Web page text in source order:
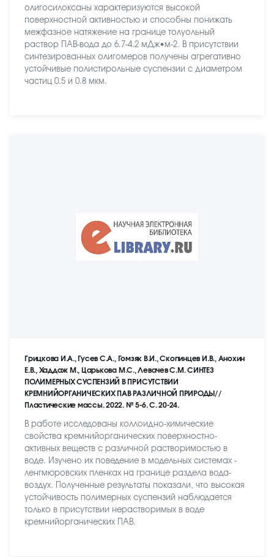
олигосилоксаны характеризуются высокой
поверхностной активностью и способны понижать
межфазное натяжение на границе толуольный
раствор ПАВ-вода до 6.7-4.2 мДж•м-2. В присутствии
синтезированных олигомеров получены агрегативно
устойчивые полистирольные суспензии с диаметром
частиц 0.5 и 0.8 мкм.
Грицкова И.А., Гусев С.А., Гомзяк В.И., Скопинцев И.В., Анохин
Е.В., Хаддаж М., Царькова М.С., Левачев С.М. СИНТЕЗ
ПОЛИМЕРНЫХ СУСПЕНЗИЙ В ПРИСУТСТВИИ
КРЕМНИЙОРГАНИЧЕСКИХ ПАВ РАЗЛИЧНОЙ ПРИРОДЫ//
Пластические массы. 2022. № 5-6. С. 20-24.
В работе исследованы коллоидно-химические
свойства кремнийорганических поверхностно-
активных веществ с различной растворимостью в
воде. Изучено их поведение в модельных системах -
ленгмюровских пленках на границе раздела вода-
воздух. Полученные результаты показали, что высокая
устойчивость полимерных суспензий наблюдается
только в присутствии нерастворимых в воде
кремнийорганических ПАВ.